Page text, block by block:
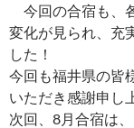
今回の合宿も、
変化が見られ、充
した！
今回も福井県の皆
いただき感謝申し
次回、8月合宿は